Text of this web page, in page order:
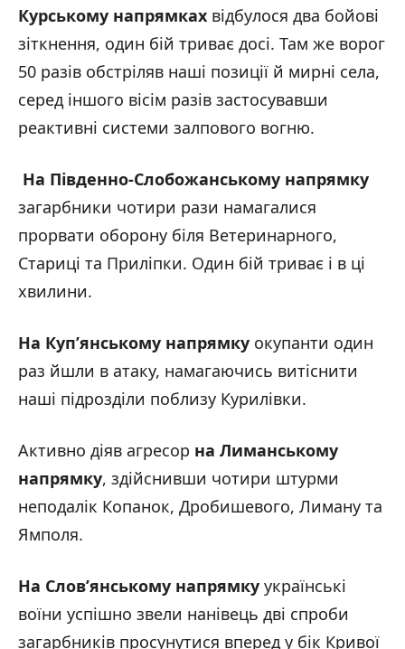
Курському напрямках відбулося два бойові
зіткнення, один бій триває досі. Там же ворог
50 разів обстріляв наші позиції й мирні села,
серед іншого вісім разів застосувавши
реактивні системи залпового вогню.
На Південно-Слобожанському напрямку
загарбники чотири рази намагалися
прорвати оборону біля Ветеринарного,
Стариці та Приліпки. Один бій триває і в ці
хвилини.
На Куп’янському напрямку окупанти один
раз йшли в атаку, намагаючись витіснити
наші підрозділи поблизу Курилівки.
Активно діяв агресор на Лиманському
напрямку, здійснивши чотири штурми
неподалік Копанок, Дробишевого, Лиману та
Ямполя.
На Слов’янському напрямку українські
воїни успішно звели нанівець дві спроби
загарбників просунутися вперед у бік Кривої